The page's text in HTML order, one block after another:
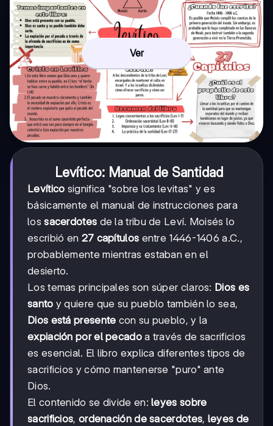
Ver
Levítico: Manual de Santidad
Levítico significa "sobre los levitas" y es
básicamente el manual de instrucciones para
lossacerdotes de la tribu de Leví. Moisés lo
escribió en 27 capítulos entre 1446-1406 a.C.,
probablemente mientras estaban en el
desierto.
Los temas principales son súper claros: Dios es
santo y quiere que su pueblo también lo sea,
Dios está presente con su pueblo, y la
expiación por el pecadoa través de sacrificios
es esencial. El libro explica diferentes tipos de
sacrificios y cómo mantenerse "puro" ante
Dios.
El contenido se divide en:leyes sobre
sacrificios, ordenación de sacerdotes, leyes de